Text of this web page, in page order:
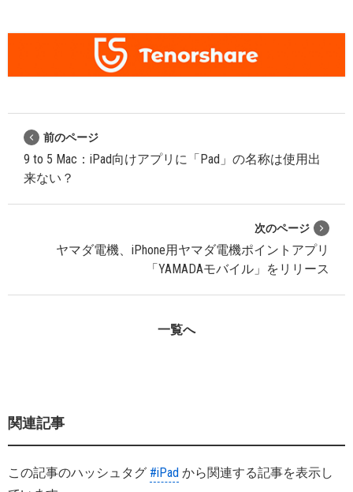
前のページ
9 to 5 Mac：iPad向けアプリに「Pad」の名称は使用出
来ない？
次のページ
ヤマダ電機、iPhone用ヤマダ電機ポイントアプリ
「YAMADAモバイル」をリリース
一覧へ
関連記事
この記事のハッシュタグ #iPad から関連する記事を表示し